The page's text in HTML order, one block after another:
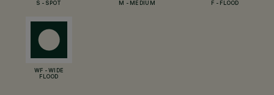
S - SPOT M - MEDIUM F - FLOOD
WF - WIDE
FLOOD